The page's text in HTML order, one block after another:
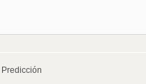
Predicción